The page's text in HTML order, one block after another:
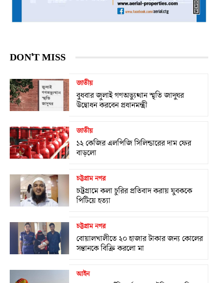
DON'T MISS
জাতীয়
বুধবার জুলাই গণঅভ্যুত্থান স্মৃতি জাদুঘর
উদ্বোধন করবেন প্রধানমন্ত্রী
জাতীয়
১২ কেজির এলপিজি সিলিন্ডারের দাম ফের
বাড়লো
চট্টগ্রাম নগর
চট্টগ্রামে কলা চুরির প্রতিবাদ করায় যুবককে
পিটিয়ে হত্যা
চট্টগ্রাম নগর
বোয়ালখালীতে ২০ হাজার টাকার জন্য কোলের
সন্তানকে বিক্রি করলো মা
আইন